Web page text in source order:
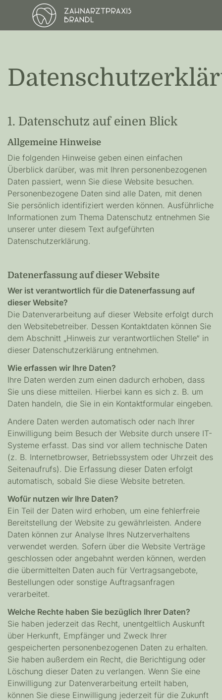
springe zum Hauptinhalt
1. Datenschutz auf einen Blick
Allgemeine Hinweise
Die folgenden Hinweise geben einen einfachen
Überblick darüber, was mit Ihren personenbezogenen
Daten passiert, wenn Sie diese Website besuchen.
Personenbezogene Daten sind alle Daten, mit denen
Sie persönlich identifiziert werden können. Ausführliche
Informationen zum Thema Datenschutz entnehmen Sie
unserer unter diesem Text aufgeführten
Datenschutzerklärung.
Datenerfassung auf dieser Website
Wer ist verantwortlich für die Datenerfassung auf
dieser Website?
Die Datenverarbeitung auf dieser Website erfolgt durch
den Websitebetreiber. Dessen Kontaktdaten können Sie
dem Abschnitt „Hinweis zur verantwortlichen Stelle“ in
dieser Datenschutzerklärung entnehmen.
Wie erfassen wir Ihre Daten?
Ihre Daten werden zum einen dadurch erhoben, dass
Sie uns diese mitteilen. Hierbei kann es sich z. B. um
Daten handeln, die Sie in ein Kontaktformular eingeben.
Andere Daten werden automatisch oder nach Ihrer
Einwilligung beim Besuch der Website durch unsere IT-
Systeme erfasst. Das sind vor allem technische Daten
(z. B. Internetbrowser, Betriebssystem oder Uhrzeit des
Seitenaufrufs). Die Erfassung dieser Daten erfolgt
automatisch, sobald Sie diese Website betreten.
Wofür nutzen wir Ihre Daten?
Ein Teil der Daten wird erhoben, um eine fehlerfreie
Bereitstellung der Website zu gewährleisten. Andere
Daten können zur Analyse Ihres Nutzerverhaltens
verwendet werden. Sofern über die Website Verträge
geschlossen oder angebahnt werden können, werden
die übermittelten Daten auch für Vertragsangebote,
Bestellungen oder sonstige Auftragsanfragen
verarbeitet.
Welche Rechte haben Sie bezüglich Ihrer Daten?
Sie haben jederzeit das Recht, unentgeltlich Auskunft
über Herkunft, Empfänger und Zweck Ihrer
gespeicherten personenbezogenen Daten zu erhalten.
Sie haben außerdem ein Recht, die Berichtigung oder
Löschung dieser Daten zu verlangen. Wenn Sie eine
Einwilligung zur Datenverarbeitung erteilt haben,
können Sie diese Einwilligung jederzeit für die Zukunft